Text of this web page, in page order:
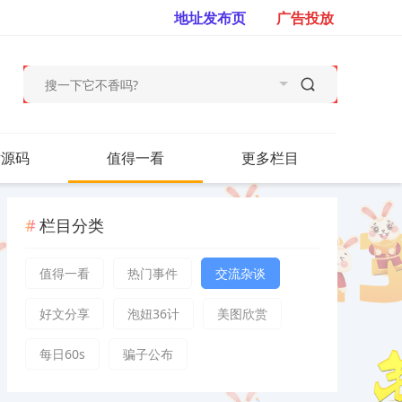
广告投放
地址发布页
码 值得一看 更多栏目
栏目分类
值得一看 热门事件 交流杂谈
好文分享 泡妞36计 美图欣赏
每日60s 骗子公布